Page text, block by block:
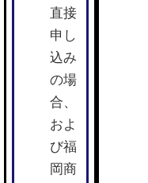
直接
申し
込み
の場
合、
およ
び福
岡商